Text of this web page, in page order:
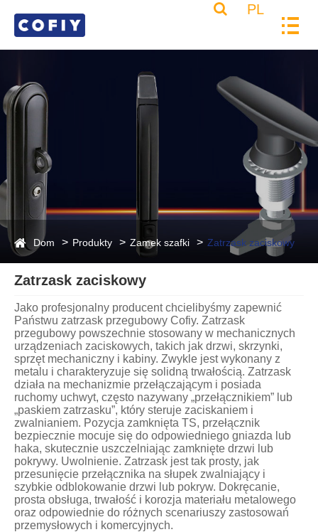
PL
Dom Produkty Zamek szafki Zatrzask zaciskowy
Zatrzask zaciskowy
Jako profesjonalny producent chcielibyśmy zapewnić
Państwu zatrzask przegubowy Cofiy. Zatrzask
przegubowy powszechnie stosowany w mechanicznych
urządzeniach zaciskowych, takich jak drzwi, skrzynki,
sprzęt mechaniczny i kabiny. Zwykle jest wykonany z
metalu i charakteryzuje się solidną trwałością. Zatrzask
działa na mechanizmie przełączającym i posiada
ruchomy uchwyt, często nazywany „przełącznikiem” lub
„paskiem zatrzasku”, który steruje zaciskaniem i
zwalnianiem. Pozycja zamknięta TS, przełącznik
bezpiecznie mocuje się do odpowiedniego gniazda lub
haka, skutecznie uszczelniając zamknięte drzwi lub
pokrywy. Uwolnienie. Zatrzask jest tak prosty, jak
przesunięcie przełącznika na słupek zwalniający i
szybkie odblokowanie drzwi lub pokryw. Dokręcanie,
prosta obsługa, trwałość i korozja materiału metalowego
oraz odpowiednie do różnych scenariuszy zastosowań
przemysłowych i komercyjnych.